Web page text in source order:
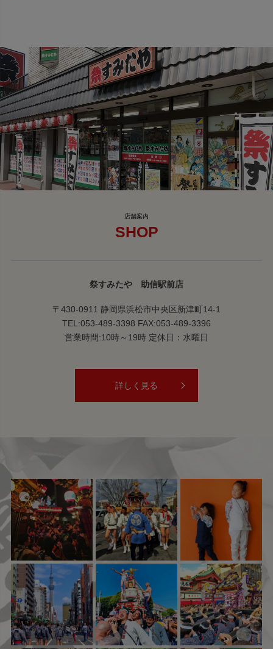
SHOP
祭すみたや 助信駅前店
〒430-0911 静岡県浜松市中央区新津町14-1
TEL:053-489-3398 FAX:053-489-3396
営業時間:10時～19時 定休日：水曜日
詳しく見る